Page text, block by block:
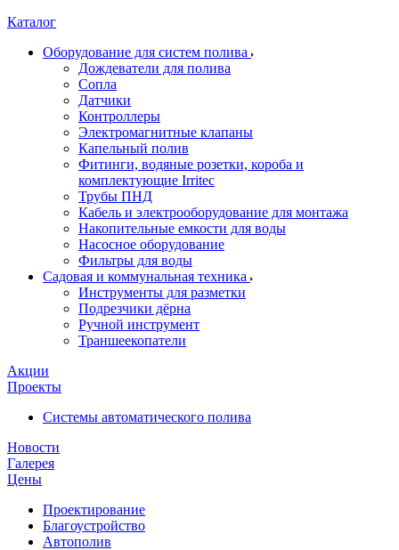
Каталог
Оборудование для систем полива
Дождеватели для полива
Сопла
Датчики
Контроллеры
Электромагнитные клапаны
Капельный полив
Фитинги, водяные розетки, короба и
комплектующие Irritec
Трубы ПНД
Кабель и электрооборудование для монтажа
Накопительные емкости для воды
Насосное оборудование
Фильтры для воды
Садовая и коммунальная техника
Инструменты для разметки
Подрезчики дёрна
Ручной инструмент
Траншеекопатели
Акции
Проекты
Системы автоматического полива
Новости
Галерея
Цены
Проектирование
Благоустройство
Автополив